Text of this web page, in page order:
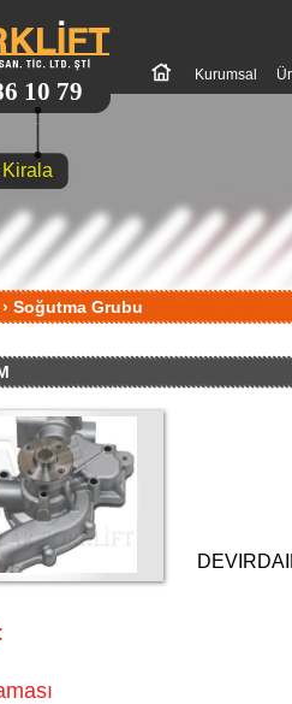
10 79
Kurumsal
› Soğutma Grubu